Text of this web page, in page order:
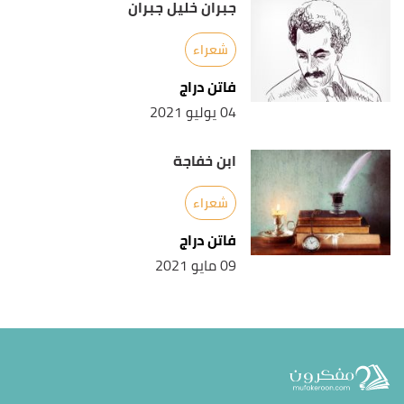
جبران خليل جبران
شعراء
فاتن دراج
04 يوليو 2021
ابن خفاجة
شعراء
فاتن دراج
09 مايو 2021